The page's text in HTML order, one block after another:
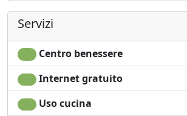
Servizi
Centro benessere
Internet gratuito
Uso cucina